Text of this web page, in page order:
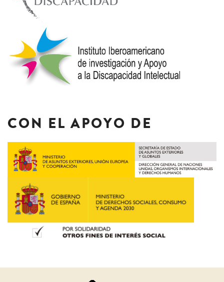
CON EL APOYO DE